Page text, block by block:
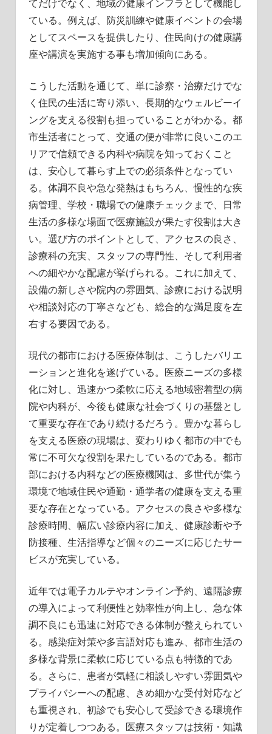
てだけでなく、地域の健康インフラとして機能し
ている。例えば、防災訓練や健康イベントの会場
としてスペースを提供したり、住民向けの健康講
座や講演を実施する事も増加傾向にある。
こうした活動を通じて、単に診察・治療だけでな
く住民の生活に寄り添い、長期的なウェルビーイ
ングを支える役割も担っていることがわかる。都
市生活者にとって、交通の便が非常に良いこのエ
リアで信頼できる内科や病院を知っておくこと
は、安心して暮らす上での必須条件となってい
る。体調不良や急な発熱はもちろん、慢性的な疾
病管理、学校・職場での健康チェックまで、日常
生活の多様な場面で医療施設が果たす役割は大き
い。選び方のポイントとして、アクセスの良さ、
診療科の充実、スタッフの専門性、そして利用者
への細やかな配慮が挙げられる。これに加えて、
設備の新しさや院内の雰囲気、診療における説明
や相談対応の丁寧さなども、総合的な満足度を左
右する要因である。
現代の都市における医療体制は、こうしたバリエ
ーションと進化を遂げている。医療ニーズの多様
化に対し、迅速かつ柔軟に応える地域密着型の病
院や内科が、今後も健康な社会づくりの基盤とし
て重要な存在であり続けるだろう。豊かな暮らし
を支える医療の現場は、変わりゆく都市の中でも
常に不可欠な役割を果たしているのである。都市
部における内科などの医療機関は、多世代が集う
環境で地域住民や通勤・通学者の健康を支える重
要な存在となっている。アクセスの良さや多様な
診療時間、幅広い診療内容に加え、健康診断や予
防接種、生活指導など個々のニーズに応じたサー
ビスが充実している。
近年では電子カルテやオンライン予約、遠隔診療
の導入によって利便性と効率性が向上し、急な体
調不良にも迅速に対応できる体制が整えられてい
る。感染症対策や多言語対応も進み、都市生活の
多様な背景に柔軟に応じている点も特徴的であ
る。さらに、患者が気軽に相談しやすい雰囲気や
プライバシーへの配慮、きめ細かな受付対応など
も重視され、初診でも安心して受診できる環境作
りが定着しつつある。医療スタッフは技術・知識